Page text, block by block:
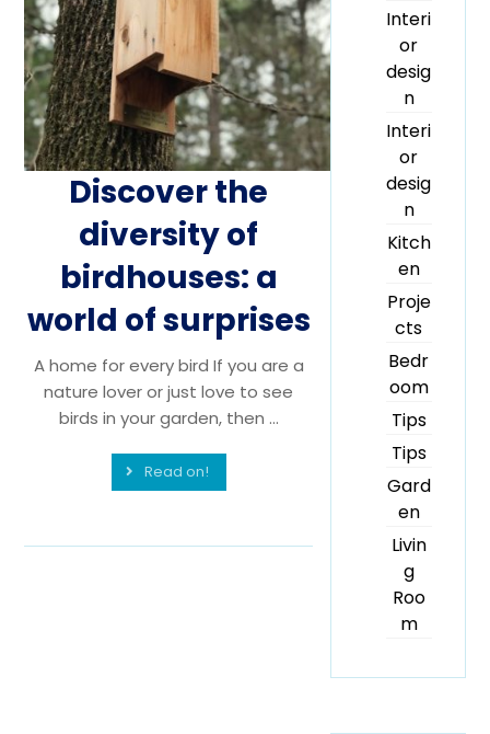
Discover the
diversity of
birdhouses: a
world of surprises
A home for every bird If you are a
nature lover or just love to see
birds in your garden, then ...
Read on!
Interi
or
desig
n
Interi
or
desig
n
Kitch
en
Proje
cts
Bedr
oom
Tips
Tips
Gard
en
Livin
g
Roo
m